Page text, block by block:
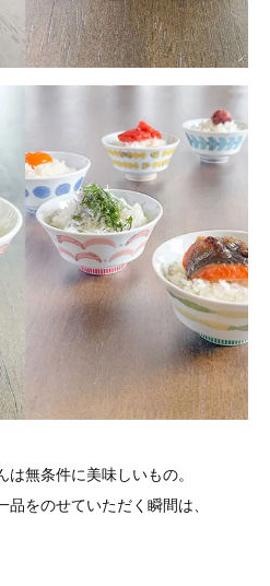
は無条件に美味しいもの。
をのせていただく瞬間は、